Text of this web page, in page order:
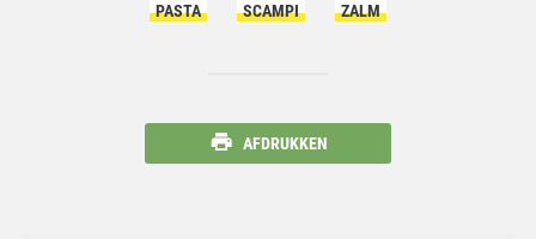
PASTA SCAMPI ZALM
AFDRUKKEN